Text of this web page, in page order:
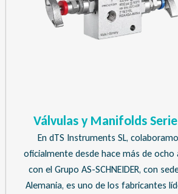
Válvulas y Manifolds
En dTS Instruments SL,
oficialmente desde hace más de ocho
con el Grupo AS-SCHNEIDER, con
Alemania, es uno de los fabricantes